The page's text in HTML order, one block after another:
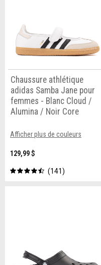
Chaussure athlétique
adidas Samba Jane pour
femmes - Blanc Cloud /
Alumina / Noir Core
Afficher plus de couleurs
129,99 $
141